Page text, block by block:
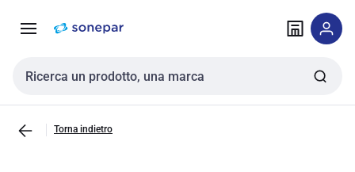
navigazione alla
Cerca input
Torna indietro